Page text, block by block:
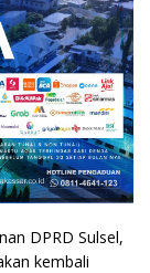
DPRD Sulsel,
kembali